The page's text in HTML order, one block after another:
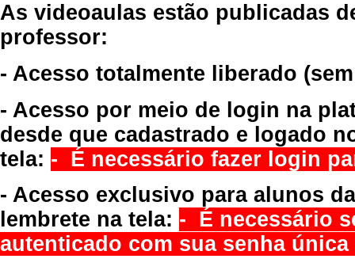
As videoaulas estão publicadas
professor:
- Acesso totalmente liberado
- Acesso por meio de login na
desde que cadastrado e logado
tela: - É necessário fazer login
- Acesso exclusivo para alunos
lembrete na tela: - É necessário
autenticado com sua senha